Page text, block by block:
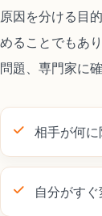
原因を分ける目
めることでもあ
問題、専門家に
相手が何に
自分がす